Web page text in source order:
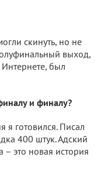
скинуть, но не
выход,
был
и финалу?
я готовился. Писал
400 штук. Адский
– это новая история